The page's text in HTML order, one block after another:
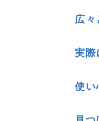
広
実際
使い